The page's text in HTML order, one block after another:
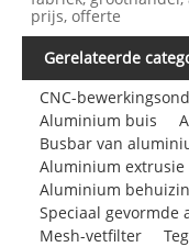
prijs, offerte
Gerelateerde
CNC-
Aluminium buis
Busbar van
Aluminium extrusie
Aluminium
Speciaal
Mesh-vetfilter